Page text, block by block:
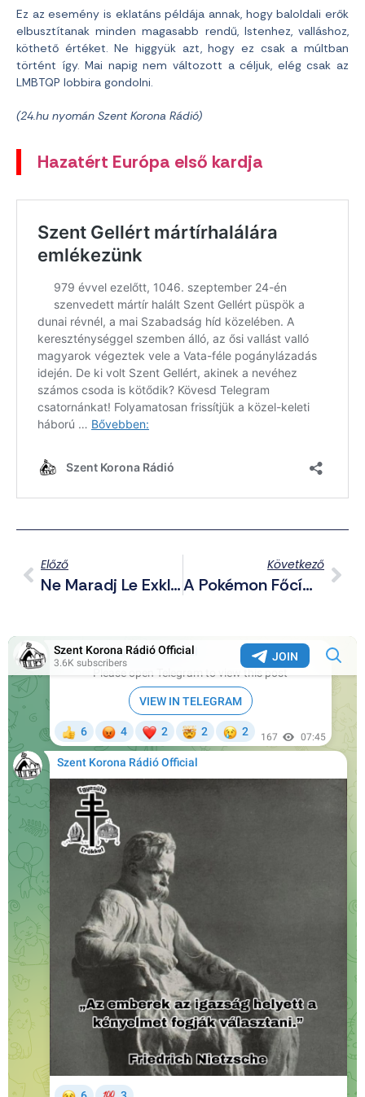
Ez az esemény is eklatáns példája annak, hogy baloldali erők
elbusztítanak minden magasabb rendű, Istenhez, valláshoz,
köthető értéket. Ne higgyük azt, hogy ez csak a múltban
történt így. Mai napig nem változott a céljuk, elég csak az
LMBTQP lobbira gondolni.
(24.hu nyomán Szent Korona Rádió)
Hazatért Európa első kardja
Előző
Ne Maradj Le Exkluzív Telegram Posztjainkról Sem! – Összefoglaló A Csatornáról Háborús Hírekkel (2025.09.26.)
Következő
A Pokémon Főcímdallal Vadászik Illegális Bevándorlókra Az Amerikai Belbiztonsági Minisztérium